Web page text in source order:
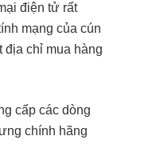
điện tử rất
mạng của cún
địa chỉ mua hàng
cấp các dòng
chính hãng